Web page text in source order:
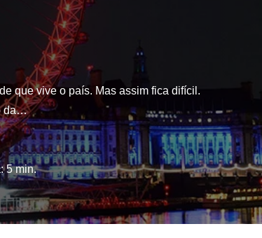
que vive o país. Mas assim fica difícil.
da…
5 min.